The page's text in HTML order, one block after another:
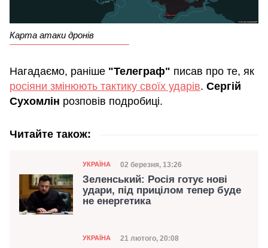
Карта атаки дронів
Нагадаємо, раніше "Телеграф" писав про те, як
росіяни змінюють тактику своїх ударів. Сергій
Сухомлін розповів подробиці.
Читайте також:
Категорія
УКРАЇНА Дата публікації
02 березня, 13:26
Зеленський: Росія готує нові
удари, під прицілом тепер буде
не енергетика
Категорія
УКРАЇНА Дата публікації
21 лютого, 20:08